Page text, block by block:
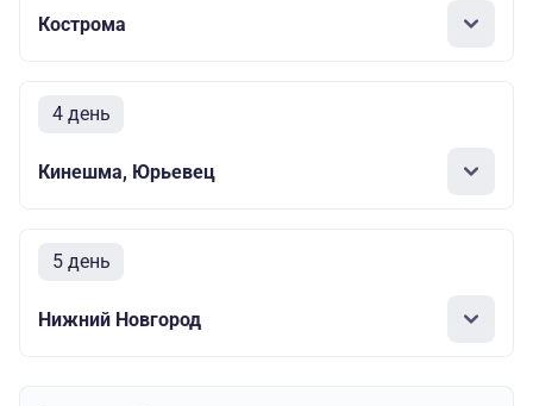
Кострома
4 день
Кинешма, Юрьевец
5 день
Нижний Новгород